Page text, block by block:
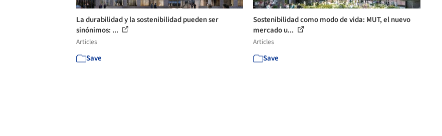
La durabilidad y la sostenibilidad pueden ser
sinónimos: ...
Articles
Save
Sostenibilidad como modo de vida: MUT, el nuevo
mercado u...
Articles
Save